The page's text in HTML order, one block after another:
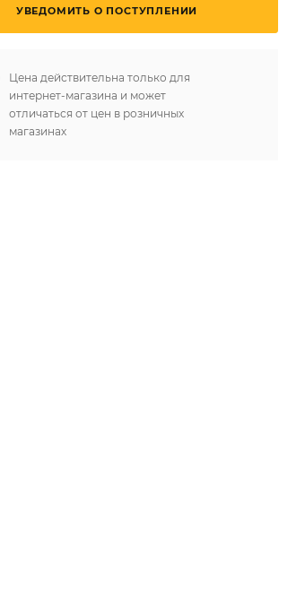
УВЕДОМИТЬ О ПОСТУПЛЕНИИ
Цена действительна только для
интернет-магазина и может
отличаться от цен в розничных
магазинах